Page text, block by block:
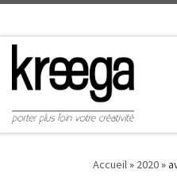
Accueil» 2020»